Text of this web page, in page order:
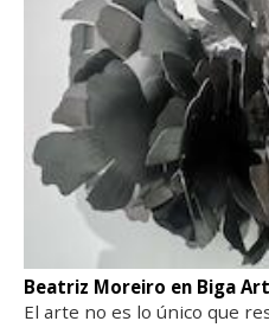
Beatriz Moreiro en Biga Art
El arte no es lo único que